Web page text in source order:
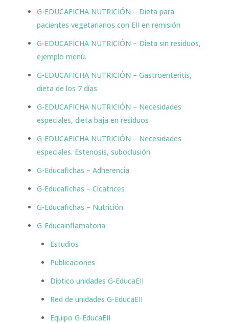
G-EDUCAFICHA NUTRICIÓN – Dieta para
pacientes vegetarianos con EII en remisión
G-EDUCAFICHA NUTRICIÓN – Dieta sin residuos,
ejemplo menú.
G-EDUCAFICHA NUTRICIÓN – Gastroenteritis,
dieta de los 7 días
G-EDUCAFICHA NUTRICIÓN – Necesidades
especiales, dieta baja en residuos
G-EDUCAFICHA NUTRICIÓN – Necesidades
especiales. Estenosis, suboclusión.
G-Educafichas – Adherencia
G-Educafichas – Cicatrices
G-Educafichas – Nutrición
G-Educainflamatoria
Estudios
Publicaciones
Díptico unidades G-EducaEII
Red de unidades G-EducaEII
Equipo G-EducaEII